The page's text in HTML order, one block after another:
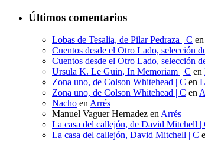
Últimos comentarios
Lobas de Tesalia, de Pilar Pedraza | C en
Cuentos desde el Otro Lado, selección
Cuentos desde el Otro Lado, selección
Ursula K. Le Guin, In Memoriam | C en
Zona uno, de Colson Whitehead | C en
Zona uno, de Colson Whitehead | C en
Nacho en Arrés
Manuel Vaguer Hernadez en Arrés
La casa del callejón, de David Mitchell |
La casa del callejón, David Mitchell | C